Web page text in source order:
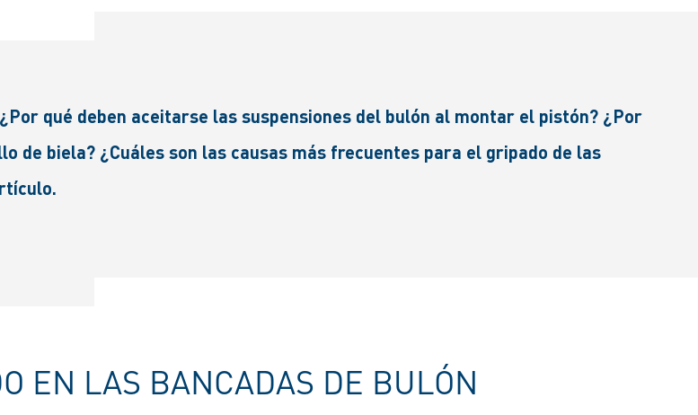
qué deben aceitarse las suspensiones del bulón al montar el pistón? ¿Por
de biela? ¿Cuáles son las causas más frecuentes para el gripado de las
EN LAS BANCADAS DE BULÓN